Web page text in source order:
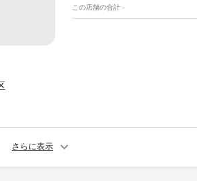
この店舗の合計 -
さらに表示